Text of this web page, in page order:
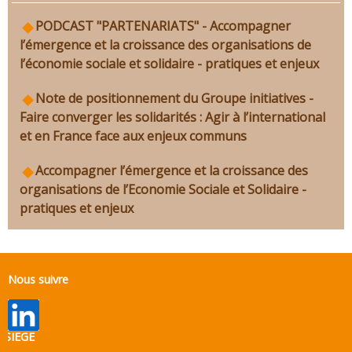
PODCAST "PARTENARIATS" - Accompagner
l’émergence et la croissance des organisations de
l’économie sociale et solidaire - pratiques et enjeux
Note de positionnement du Groupe initiatives -
Faire converger les solidarités : Agir à l’international
et en France face aux enjeux communs
Accompagner l’émergence et la croissance des
organisations de l’Economie Sociale et Solidaire -
pratiques et enjeux
Nous suivre
SIEGE